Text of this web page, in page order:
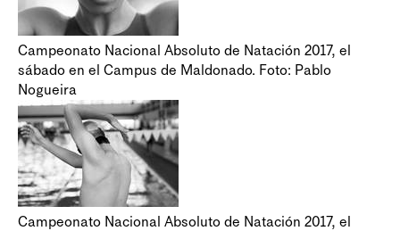
Campeonato Nacional Absoluto de Natación 2017, el
sábado en el Campus de Maldonado. Foto: Pablo
Nogueira
Campeonato Nacional Absoluto de Natación 2017, el